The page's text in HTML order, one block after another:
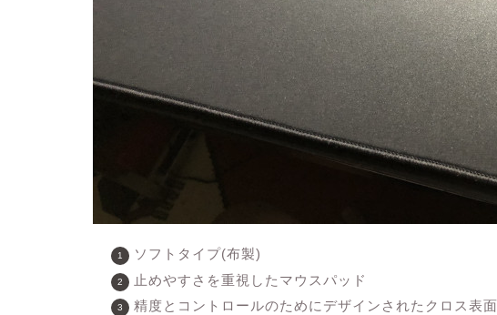
ソフトタイプ(布製)
止めやすさを重視したマウスパッド
精度とコントロールのためにデザインされたクロス表面